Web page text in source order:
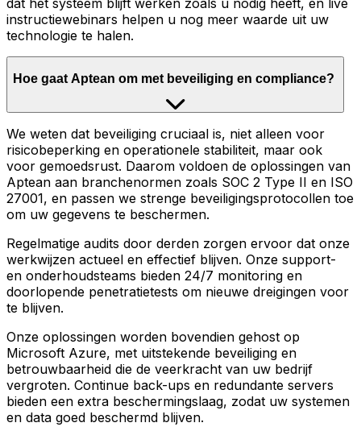
dat het systeem blijft werken zoals u nodig heeft, en live
instructiewebinars helpen u nog meer waarde uit uw
technologie te halen.
Hoe gaat Aptean om met beveiliging en compliance?
We weten dat beveiliging cruciaal is, niet alleen voor
risicobeperking en operationele stabiliteit, maar ook
voor gemoedsrust. Daarom voldoen de oplossingen van
Aptean aan branchenormen zoals SOC 2 Type II en ISO
27001, en passen we strenge beveiligingsprotocollen toe
om uw gegevens te beschermen.
Regelmatige audits door derden zorgen ervoor dat onze
werkwijzen actueel en effectief blijven. Onze support-
en onderhoudsteams bieden 24/7 monitoring en
doorlopende penetratietests om nieuwe dreigingen voor
te blijven.
Onze oplossingen worden bovendien gehost op
Microsoft Azure, met uitstekende beveiliging en
betrouwbaarheid die de veerkracht van uw bedrijf
vergroten. Continue back-ups en redundante servers
bieden een extra beschermingslaag, zodat uw systemen
en data goed beschermd blijven.